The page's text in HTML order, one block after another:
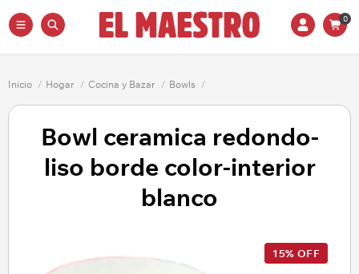
0
Inicio / Hogar / Cocina y Bazar / Bowls /
Bowl ceramica redondo-
liso borde color-interior
blanco
15% OFF